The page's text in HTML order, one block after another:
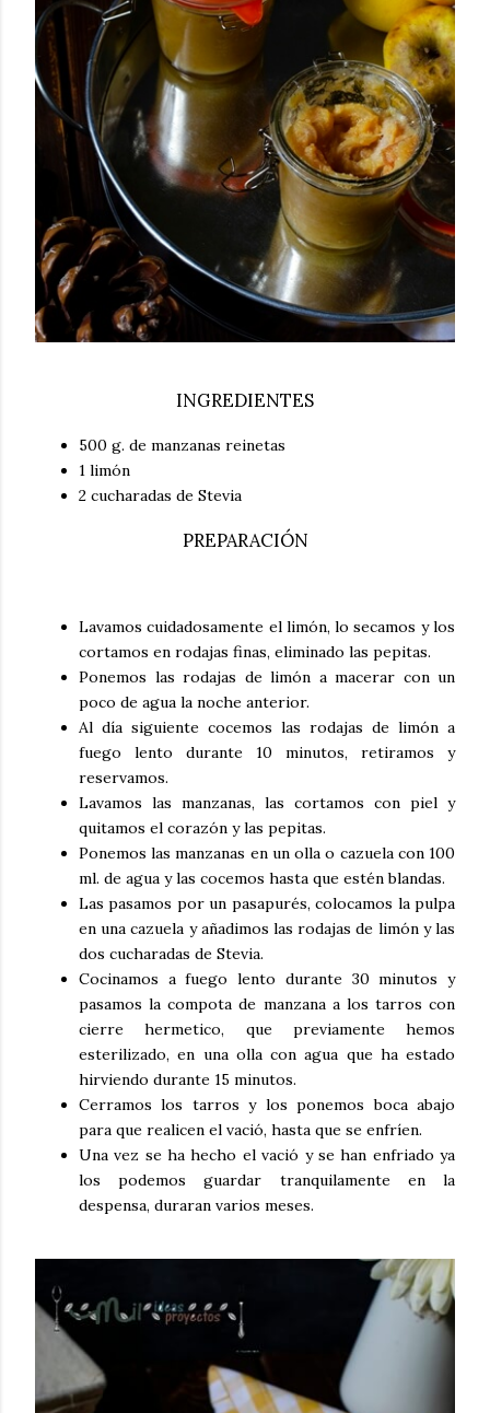
INGREDIENTES
500 g. de manzanas reinetas
1 limón
2 cucharadas de Stevia
PREPARACIÓN
Lavamos cuidadosamente el limón, lo secamos y los
cortamos en rodajas finas, eliminado las pepitas.
Ponemos las rodajas de limón a macerar con un
poco de agua la noche anterior.
Al día siguiente cocemos las rodajas de limón a
fuego lento durante 10 minutos, retiramos y
reservamos.
Lavamos las manzanas, las cortamos con piel y
quitamos el corazón y las pepitas.
Ponemos las manzanas en un olla o cazuela con 100
ml. de agua y las cocemos hasta que estén blandas.
Las pasamos por un pasapurés, colocamos la pulpa
en una cazuela y añadimos las rodajas de limón y las
dos cucharadas de Stevia.
Cocinamos a fuego lento durante 30 minutos y
pasamos la compota de manzana a los tarros con
cierre hermetico, que previamente hemos
esterilizado, en una olla con agua que ha estado
hirviendo durante 15 minutos.
Cerramos los tarros y los ponemos boca abajo
para que realicen el vació, hasta que se enfríen.
Una vez se ha hecho el vació y se han enfriado ya
los podemos guardar tranquilamente en la
despensa, duraran varios meses.